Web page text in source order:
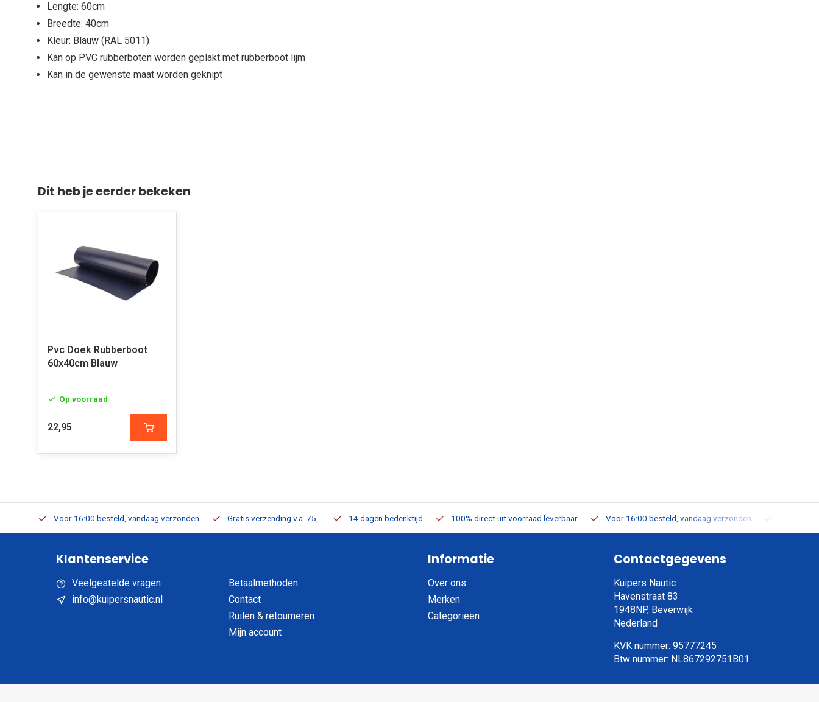
Lengte: 60cm
Breedte: 40cm
Kleur: Blauw (RAL 5011)
Kan op PVC rubberboten worden geplakt met rubberboot lijm
Kan in de gewenste maat worden geknipt
Dit heb je eerder bekeken
Pvc Doek Rubberboot
60x40cm Blauw
Op voorraad
22,95
Voor 16:00 besteld, vandaag verzonden Gratis verzending v.a. 75,- 14 dagen bedenktijd 100% direct uit voorraad leverbaar Voor 16:00 besteld, vandaag verzonden
Klantenservice
Veelgestelde vragen
info@kuipersnautic.nl
Betaalmethoden
Contact
Ruilen & retourneren
Mijn account
Informatie
Over ons
Merken
Categorieën
Contactgegevens
Kuipers Nautic
Havenstraat 83
1948NP, Beverwijk
Nederland
KVK nummer: 95777245
Btw nummer: NL867292751B01